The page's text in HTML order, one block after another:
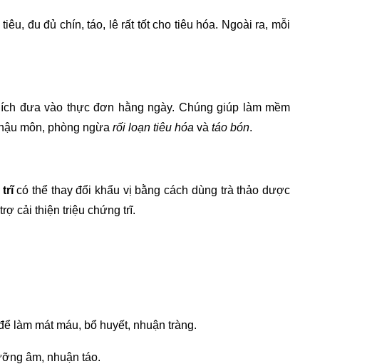
đu đủ chín, táo, lê rất tốt cho tiêu hóa. Ngoài ra, mỗi
đưa vào thực đơn hằng ngày. Chúng giúp làm mềm
môn, phòng ngừa rối loạn tiêu hóa và táo bón.
trĩcó thể thay đổi khẩu vị bằng cách dùng trà thảo dược
cải thiện triệu chứng trĩ.
làm mát máu, bổ huyết, nhuận tràng.
âm, nhuận táo.